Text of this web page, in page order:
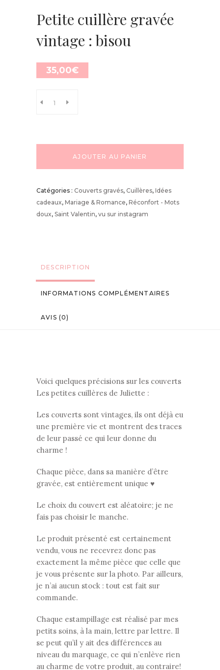
Petite cuillère gravée
vintage : bisou
35,00€
AJOUTER AU PANIER
Catégories : Couverts gravés, Cuillères, Idées
cadeaux, Mariage & Romance, Réconfort - Mots
doux, Saint Valentin, vu sur instagram
DESCRIPTION
INFORMATIONS COMPLÉMENTAIRES
AVIS (0)
Voici quelques précisions sur les couverts
Les petites cuillères de Juliette :
Les couverts sont vintages, ils ont déjà eu
une première vie et montrent des traces
de leur passé ce qui leur donne du
charme !
Chaque pièce, dans sa manière d’être
gravée, est entièrement unique ♥
Le choix du couvert est aléatoire; je ne
fais pas choisir le manche.
Le produit présenté est certainement
vendu, vous ne recevrez donc pas
exactement la même pièce que celle que
je vous présente sur la photo. Par ailleurs,
je n’ai aucun stock : tout est fait sur
commande.
Chaque estampillage est réalisé par mes
petits soins, à la main, lettre par lettre. Il
se peut qu’il y ait des différences au
niveau du marquage, ce qui n’enlève rien
au charme de votre produit, au contraire!